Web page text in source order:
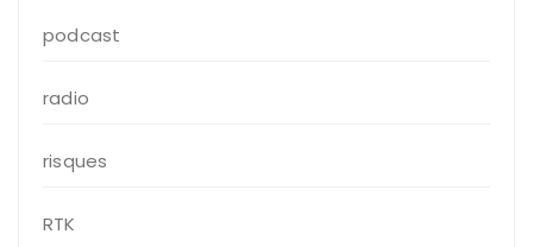
podcast
radio
risques
RTK